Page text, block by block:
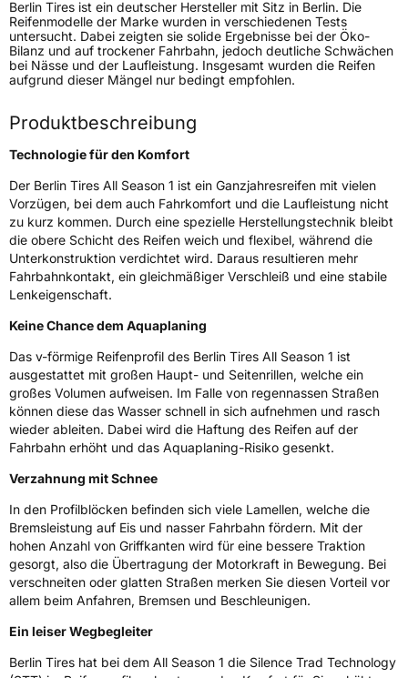
Generelle Merkmale
Fahrzeugtyp PKW
VerwendungGanzjahresreifen
FahrzeugartPKW & SUV
Weitere Eigenschaften
SchlauchtypTL
ZustandNeureifen
Ja
VerstärktXL
EU Label
EffizienzD
Rollgeräusch (Klasse)B
Rollgeräusch (dB)72
FahrzeugklasseC1
3PMSF / Schneeflockensymbol / Alpine-Symbol
EisgripNein
Berlin Tires ist ein deutscher Hersteller mit Sitz in Berlin. Die
Reifenmodelle der Marke wurden in verschiedenen Tests
untersucht. Dabei zeigten sie solide Ergebnisse bei der Öko-
Bilanz und auf trockener Fahrbahn, jedoch deutliche Schwächen
bei Nässe und der Laufleistung. Insgesamt wurden die Reifen
aufgrund dieser Mängel nur bedingt empfohlen.
Produktbeschreibung
Technologie für den Komfort
Der Berlin Tires All Season 1 ist ein Ganzjahresreifen mit vielen
Vorzügen, bei dem auch Fahrkomfort und die Laufleistung nicht
zu kurz kommen. Durch eine spezielle Herstellungstechnik bleibt
die obere Schicht des Reifen weich und flexibel, während die
Unterkonstruktion verdichtet wird. Daraus resultieren mehr
Fahrbahnkontakt, ein gleichmäßiger Verschleiß und eine stabile
Lenkeigenschaft.
Keine Chance dem Aquaplaning
Das v-förmige Reifenprofil des Berlin Tires All Season 1 ist
ausgestattet mit großen Haupt- und Seitenrillen, welche ein
großes Volumen aufweisen. Im Falle von regennassen Straßen
können diese das Wasser schnell in sich aufnehmen und rasch
wieder ableiten. Dabei wird die Haftung des Reifen auf der
Fahrbahn erhöht und das Aquaplaning-Risiko gesenkt.
Verzahnung mit Schnee
In den Profilblöcken befinden sich viele Lamellen, welche die
Bremsleistung auf Eis und nasser Fahrbahn fördern. Mit der
hohen Anzahl von Griffkanten wird für eine bessere Traktion
gesorgt, also die Übertragung der Motorkraft in Bewegung. Bei
verschneiten oder glatten Straßen merken Sie diesen Vorteil vor
allem beim Anfahren, Bremsen und Beschleunigen.
Ein leiser Wegbegleiter
Berlin Tires hat bei dem All Season 1 die Silence Trad Technology